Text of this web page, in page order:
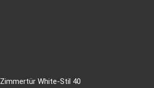
Zimmertür White-Stil 40